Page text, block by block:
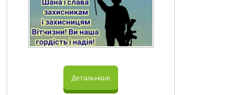
Детальніше